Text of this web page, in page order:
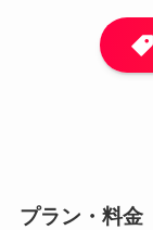
プラン・料金